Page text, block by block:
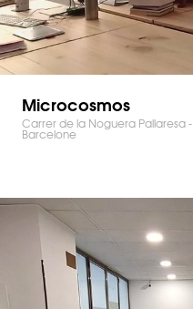
Microcosmos
Carrer de la Noguera Pallaresa -
Barcelone